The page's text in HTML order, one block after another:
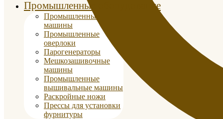
Промышленные оборудование
Промышленные
машины
Промышленные
оверлоки
Парогенераторы
Мешкозашивочные
машины
Промышленные
вышивальные машины
Раскройные ножи
Прессы для установки
фурнитуры